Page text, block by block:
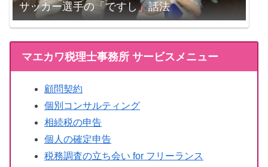
サッカー選手の「ですし」話法
マエカワ税理士事務所 サービスメニュー
顧問契約
個別コンサルティング
相続税の申告
個人の確定申告
税務調査の立ち会い for フリーランス